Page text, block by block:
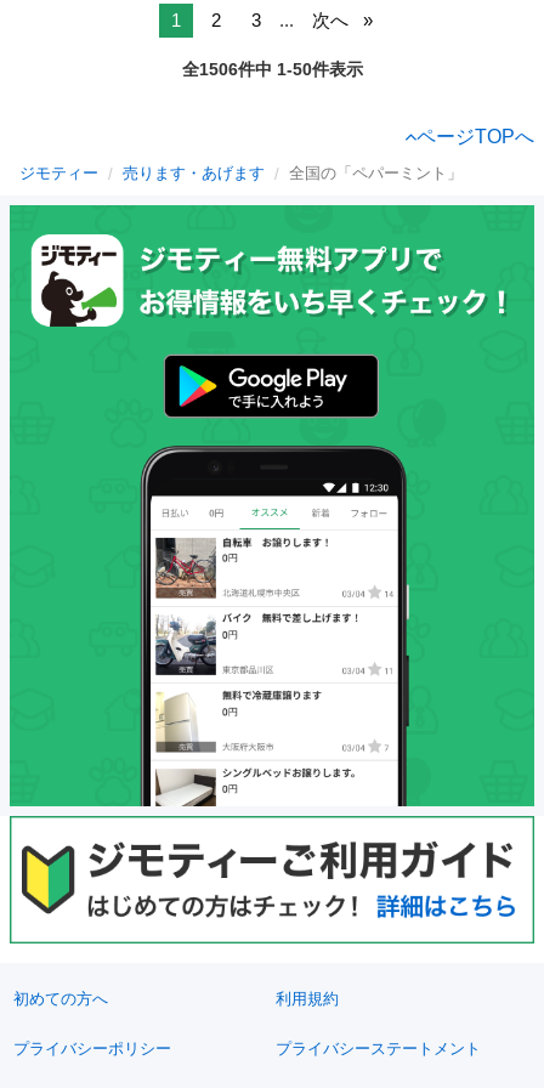
1 2 3 ... 次へ
全1506件中 1-50件表示
ページTOPへ
ジモティー 売ります・あげます 全国の「ペパーミント」
初めての方へ 利用規約
プライバシーポリシー プライバシーステートメント